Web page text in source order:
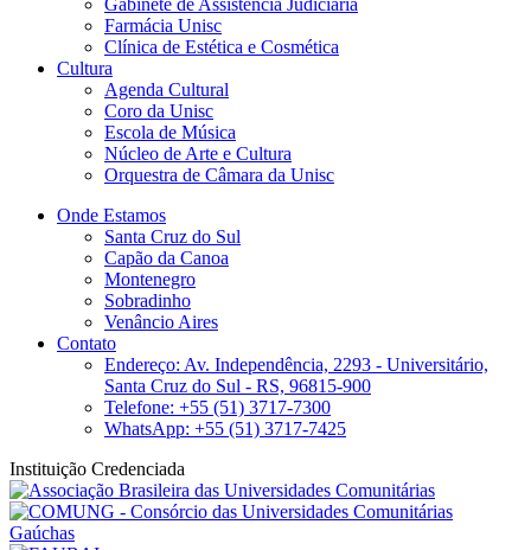
Farmácia Unisc
Clínica de Estética e Cosmética
Cultura
Agenda Cultural
Coro da Unisc
Escola de Música
Núcleo de Arte e Cultura
Orquestra de Câmara da Unisc
Onde Estamos
Santa Cruz do Sul
Capão da Canoa
Montenegro
Sobradinho
Venâncio Aires
Contato
Endereço: Av. Independência, 2293 - Universitário,
Santa Cruz do Sul - RS, 96815-900
Telefone: +55 (51) 3717-7300
WhatsApp: +55 (51) 3717-7425
Instituição Credenciada